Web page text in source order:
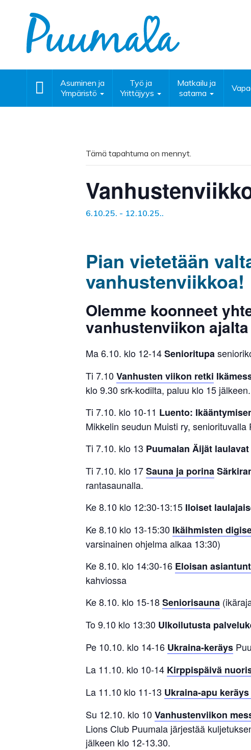
Asuminen ja
Ympäristö
Työ ja
Yrittäjyys
Matkailu ja
satama
Tämä tapahtuma on mennyt.
6.10.25. - 12.10.25..
Pian vietetään
vanhustenviikkoa!
Olemme koonneet
vanhustenviikon ajalta
Ma 6.10. klo 12-14Senioritupa
Ti 7.10 Vanhusten viikon retki
klo 9.30 srk-kodilta, paluu klo 15
Ti 7.10. klo 10-11 Luento:
Mikkelin seudun Muisti ry, seniorituvalla
Ti 7.10. klo 13 Puumalan Äijät laulavat
Ti 7.10. klo 17Sauna ja porina
rantasaunalla.
Ke 8.10 klo 12:30-13:15 Iloiset
Ke 8.10 klo 13-15:30 Ikäihmisten
varsinainen ohjelma alkaa 13:30)
Ke 8.10. klo 14:30-16 Eloisan
kahviossa
Ke 8.10. klo 15-18Seniorisauna
To 9.10 klo 13:30 Ulkoilutusta
Pe 10.10. klo 14-16 Ukraina-keräys
La 11.10. klo 10-14 Kirppispäivä
La 11.10 klo 11-13 Ukraina-apu
Su 12.10. klo 10 Vanhustenviikon
Lions Club Puumala järjestää
jälkeen klo 12-13.30.